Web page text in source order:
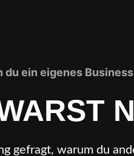
du ein eigenes
gefragt, warum du